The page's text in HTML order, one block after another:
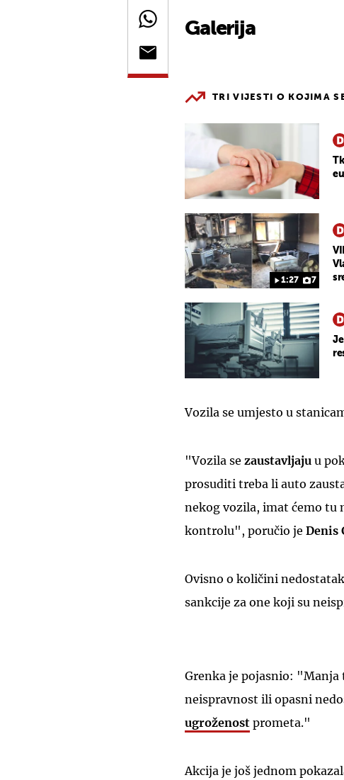
Galerija
TRI VIJESTI O KOJIMA
1:27 7
Vozila se umjesto u
"Vozila se zaustavljaju u
prosuditi treba li auto
nekog vozila, imat ćemo tu
kontrolu", poručio je Denis
Ovisno o količini
sankcije za one koji su
Grenka je pojasnio: "Manja
neispravnost ili opasni
ugroženost prometa."
Akcija je još jednom